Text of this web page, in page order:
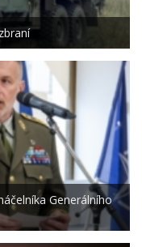
Generálního